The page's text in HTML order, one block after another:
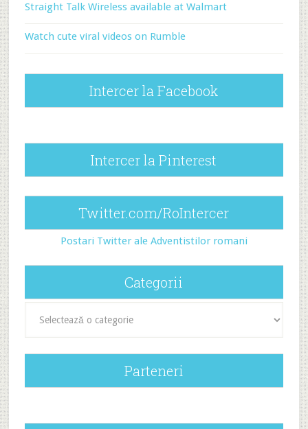
Straight Talk Wireless available at Walmart
Watch cute viral videos on Rumble
Intercer la Facebook
Intercer la Pinterest
Twitter.com/RoIntercer
Postari Twitter ale Adventistilor romani
Categorii
Parteneri